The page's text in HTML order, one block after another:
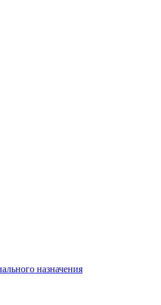
назначения